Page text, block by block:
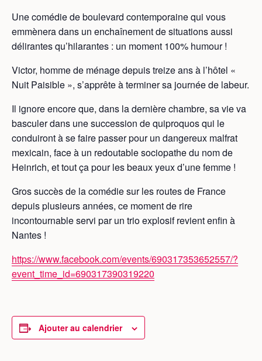
Une comédie de boulevard contemporaine qui vous
emmènera dans un enchaînement de situations aussi
délirantes qu’hilarantes : un moment 100% humour !
Victor, homme de ménage depuis treize ans à l’hôtel «
Nuit Paisible », s’apprête à terminer sa journée de labeur.
Il ignore encore que, dans la dernière chambre, sa vie va
basculer dans une succession de quiproquos qui le
conduiront à se faire passer pour un dangereux malfrat
mexicain, face à un redoutable sociopathe du nom de
Heinrich, et tout ça pour les beaux yeux d’une femme !
Gros succès de la comédie sur les routes de France
depuis plusieurs années, ce moment de rire
incontournable servi par un trio explosif revient enfin à
Nantes !
https://www.facebook.com/events/690317353652557/?
event_time_id=690317390319220
Ajouter au calendrier